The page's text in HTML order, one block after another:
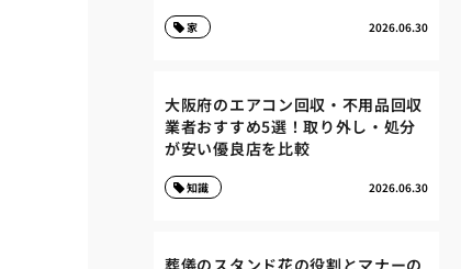
2026.06.30
家
大阪府のエアコン回収・不用品回収
業者おすすめ5選！取り外し・処分
が安い優良店を比較
2026.06.30
知識
葬儀のスタンド花の役割とマナーの